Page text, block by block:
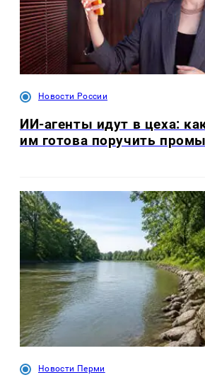
Новости России
ИИ-агенты идут в цеха:
им готова поручить
Новости Перми